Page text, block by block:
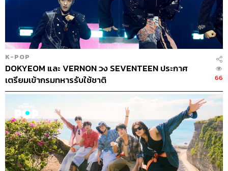
K-POP
DOKYEOM และ VERNON วง SEVENTEEN ประกาศ
เตรียมเข้ากรมทหารรับใช้ชาติ
66